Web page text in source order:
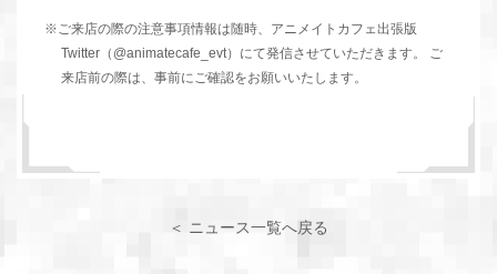
ご来店の際の注意事項情報は随時、アニメイトカフェ出張版
Twitter（ @animatecafe_evt）にて発信させていただきます。 ご
来店前の際は、事前にご確認をお願いいたします。
＜ ニュース一覧へ戻る